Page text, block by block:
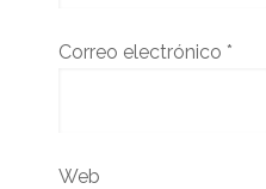
Correo electrónico *
Web